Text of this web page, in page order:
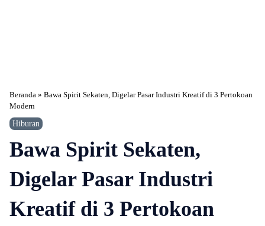
Beranda » Bawa Spirit Sekaten, Digelar Pasar Industri Kreatif di 3 Pertokoan
Modern
Hiburan
Bawa Spirit Sekaten,
Digelar Pasar Industri
Kreatif di 3 Pertokoan